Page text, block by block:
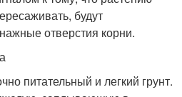
будут
отверстия корни.
питательный и легкий грунт.